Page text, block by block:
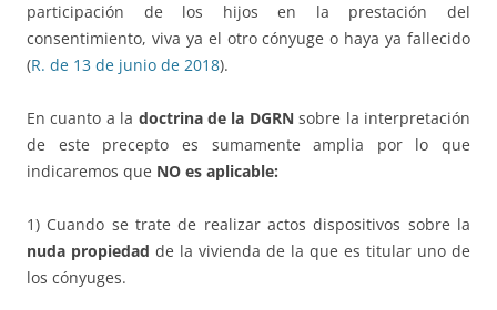
participación de los hijos en la prestación del
consentimiento, viva ya el otro cónyuge o haya ya fallecido
(R. de 13 de junio de 2018).
En cuanto a la doctrina de la DGRNsobre la interpretación
de este precepto es sumamente amplia por lo que
indicaremos que NO es aplicable:
1) Cuando se trate de realizar actos dispositivos sobre la
nuda propiedad de la vivienda de la que es titular uno de
los cónyuges.